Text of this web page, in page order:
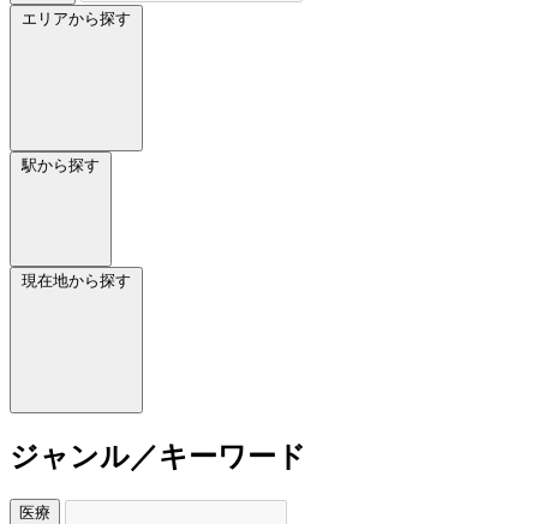
エリアから探す
駅から探す
現在地から探す
ジャンル／キーワード
医療